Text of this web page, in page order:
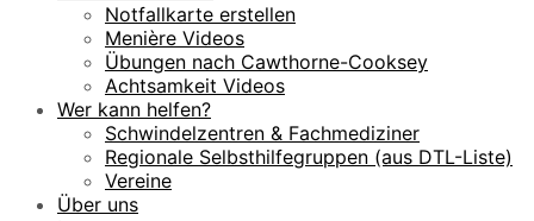
Notfallkarte erstellen
Menière Videos
Übungen nach Cawthorne-Cooksey
Achtsamkeit Videos
Wer kann helfen?
Schwindelzentren & Fachmediziner
Regionale Selbsthilfegruppen (aus DTL-Liste)
Vereine
Über uns